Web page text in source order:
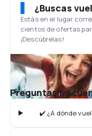
¿Buscas
Estás en el lugar
cientos de ofertas
¡Descúbrelas!
Preguntas
✔️ ¿A dónde